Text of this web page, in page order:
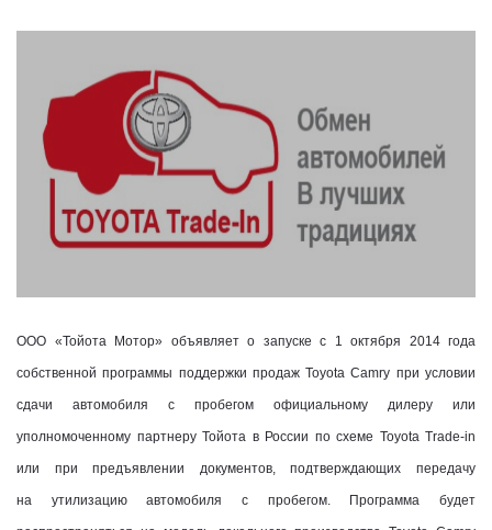
ООО «Тойота Мотор» объявляет о запуске с 1 октября 2014 года
собственной программы поддержки продаж Toyota Camry при условии
сдачи автомобиля с пробегом официальному дилеру или
уполномоченному партнеру Тойота в России по схеме Toyota Trade-in
или при предъявлении документов, подтверждающих передачу
на утилизацию автомобиля с пробегом. Программа будет